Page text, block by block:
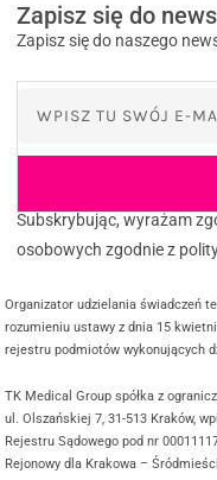
Zapisz się do
Zapisz się do naszego
Subskrybując, wyrażam
osobowych zgodnie z
Organizator udzielania świadczeń
rozumieniu ustawy z dnia 15
rejestru podmiotów wykonujących
TK Medical Group spółka z
ul. Olszańskiej 7, 31-513 Kraków,
Rejestru Sądowego pod nr
Rejonowy dla Krakowa –